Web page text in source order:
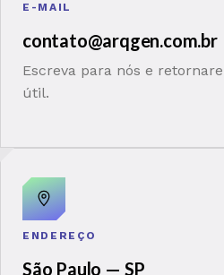
E-MAIL
contato@arqgen.com.br
Escreva para nós e
útil.
ENDEREÇO
São Paulo — SP